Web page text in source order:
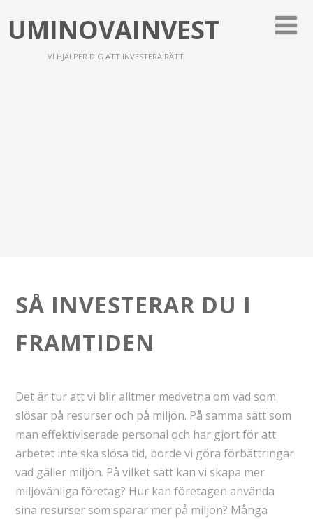
UMINOVAINVEST
VI HJÄLPER DIG ATT INVESTERA RÄTT
SÅ INVESTERAR DU I
FRAMTIDEN
Det är tur att vi blir alltmer medvetna om vad som
slösar på resurser och på miljön. På samma sätt som
man effektiviserade personal och har gjort för att
arbetet inte ska slösa tid, borde vi göra förbättringar
vad gäller miljön. På vilket sätt kan vi skapa mer
miljövänliga företag? Hur kan företagen använda
sina resurser som sparar mer på miljön? Många